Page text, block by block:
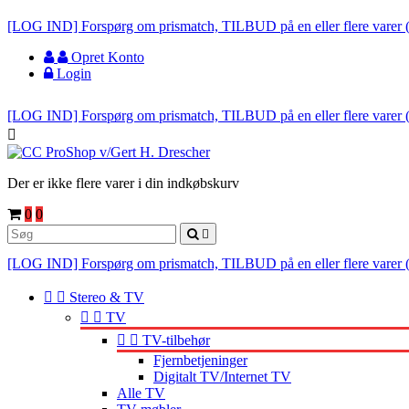
[LOG IND] Forspørg om prismatch, TILBUD på en eller flere varer (
Opret Konto
Login
[LOG IND] Forspørg om prismatch, TILBUD på en eller flere varer (

Der er ikke flere varer i din indkøbskurv
0 0

[LOG IND] Forspørg om prismatch, TILBUD på en eller flere varer (
  Stereo & TV
  TV
  TV-tilbehør
Fjernbetjeninger
Digitalt TV/Internet TV
Alle TV